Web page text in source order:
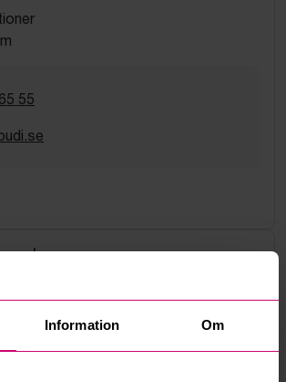
Information Om
55
och svar
bud?